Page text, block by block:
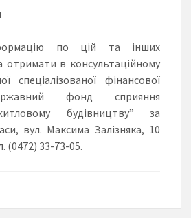
по цій та інших
отримати в консультаційному
спеціалізованої фінансової
фонд сприяння
будівництву” за
вул. Максима Залізняка, 10
(0472) 33-73-05.